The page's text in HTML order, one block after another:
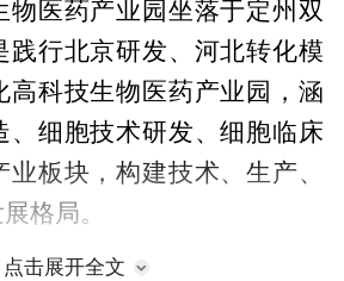
物医药产业园坐落于定州双
践行北京研发、河北转化模
高科技生物医药产业园，涵
、细胞技术研发、细胞临床
板块，构建技术、生产、
格局。
点击展开全文